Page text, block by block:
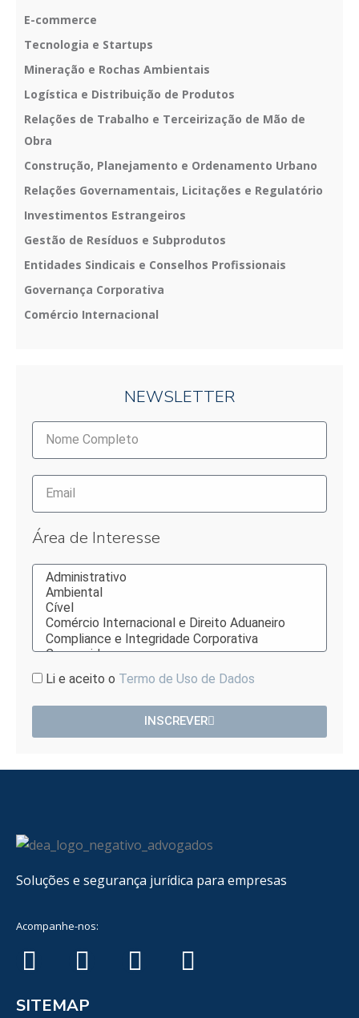
E-commerce
Tecnologia e Startups
Mineração e Rochas Ambientais
Logística e Distribuição de Produtos
Relações de Trabalho e Terceirização de Mão de
Obra
Construção, Planejamento e Ordenamento Urbano
Relações Governamentais, Licitações e Regulatório
Investimentos Estrangeiros
Gestão de Resíduos e Subprodutos
Entidades Sindicais e Conselhos Profissionais
Governança Corporativa
Comércio Internacional
NEWSLETTER
Área de Interesse
Li e aceito o Termo de Uso de Dados
INSCREVER
Soluções e segurança jurídica para empresas
Acompanhe-nos:
SITEMAP